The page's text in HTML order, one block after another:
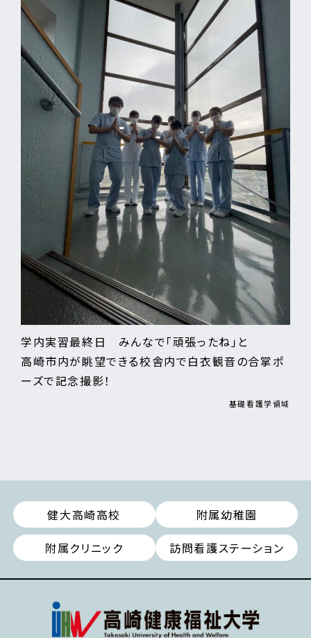
学内実習最終日 みんなで「頑張ったね」と
高崎市内が眺望できる校舎内で白衣観音の合掌ポ
ーズで記念撮影！
基礎看護学領域
健大高崎高校
附属幼稚園
附属クリニック
訪問看護ステーション